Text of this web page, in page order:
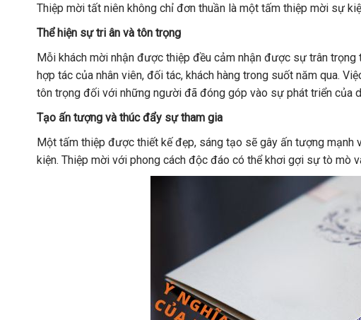
Thiệp mời tất niên không chỉ đơn thuần là một tấm thiệp mời sự
Thể hiện sự tri ân và tôn trọng
Mỗi khách mời nhận được thiệp đều cảm nhận được sự trân
hợp tác của nhân viên, đối tác, khách hàng trong suốt năm qua.
tôn trọng đối với những người đã đóng góp vào sự phát triển của
Tạo ấn tượng và thúc đẩy sự tham gia
Một tấm thiệp được thiết kế đẹp, sáng tạo sẽ gây ấn tượng
kiện. Thiệp mời với phong cách độc đáo có thể khơi gợi sự tò mò